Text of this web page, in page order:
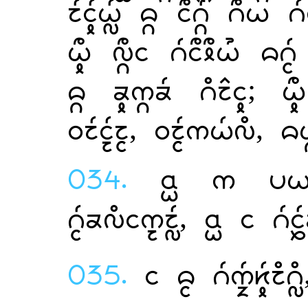
   
   
  ;
, ,
034.   
,  
035.  